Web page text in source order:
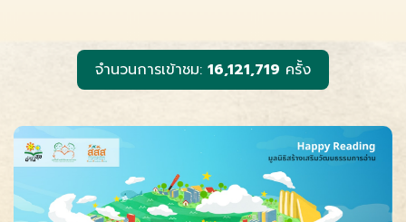
r
k
จำนวนการเข้าชม: 16,121,719 ครั้ง